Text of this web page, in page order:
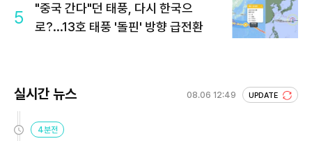
5
"중국 간다"던 태풍, 다시 한국으
로?...13호 태풍 '돌핀' 방향 급전환
실시간 뉴스 08.06 12:49 UPDATE
4분전